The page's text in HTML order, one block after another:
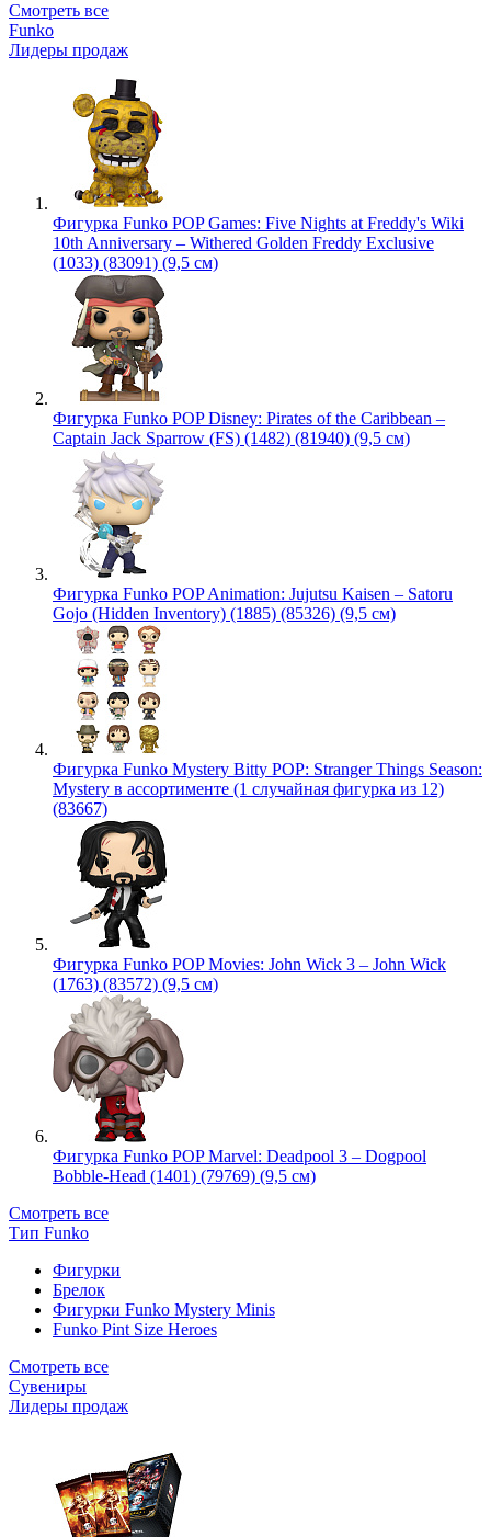
Смотреть все
Funko
Лидеры продаж
Фигурка Funko POP Games: Five Nights at Freddy's Wiki
10th Anniversary – Withered Golden Freddy Exclusive
(1033) (83091) (9,5 см)
Фигурка Funko POP Disney: Pirates of the Caribbean –
Captain Jack Sparrow (FS) (1482) (81940) (9,5 см)
Фигурка Funko POP Animation: Jujutsu Kaisen – Satoru
Gojo (Hidden Inventory) (1885) (85326) (9,5 см)
Фигурка Funko Mystery Bitty POP: Stranger Things Season:
Mystery в ассортименте (1 случайная фигурка из 12)
(83667)
Фигурка Funko POP Movies: John Wick 3 – John Wick
(1763) (83572) (9,5 см)
Фигурка Funko POP Marvel: Deadpool 3 – Dogpool
Bobble-Head (1401) (79769) (9,5 см)
Смотреть все
Тип Funko
Фигурки
Брелок
Фигурки Funko Mystery Minis
Funko Pint Size Heroes
Смотреть все
Сувениры
Лидеры продаж